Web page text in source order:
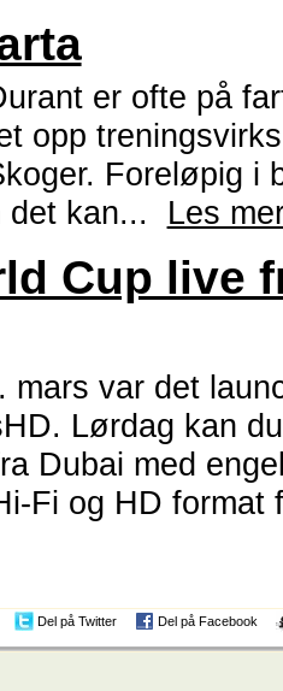
er ofte på
opp
Foreløpig i
det kan... Les
Cup live
mars var det
Lørdag kan
Dubai med
Fi og HD
Del på Twitter Del på Facebook